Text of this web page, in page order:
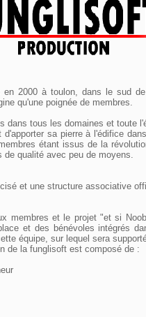
en 2000 à toulon, dans le sud
qu'une poignée de membres.
dans tous les domaines et toute
sa pierre à l'édifice
étant issus de la
qualité avec peu de moyens.
et une structure associative
membres et le projet "et si
et des bénévoles intégrés
équipe, sur lequel sera
de la funglisoft est composé de :